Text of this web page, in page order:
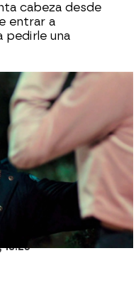
cabeza desde
entrar a
pedirle una
por no